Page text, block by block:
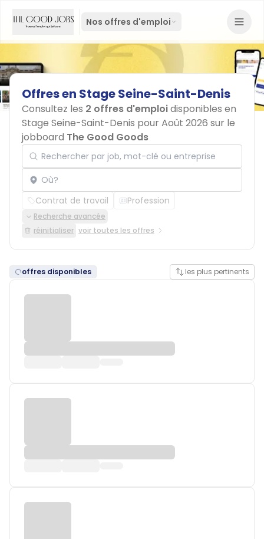
Nos offres d'emploi
Offresen StageSeine-Saint-Denis
Consultez les 2 offres d'emploidisponibles en
Stage Seine-Saint-Denis pour Août 2026 sur le
jobboard The Good Goods
Rechercher par job, mot-clé ou entreprise
Localisation
Contrat de travail Profession
Recherche avancée
réinitialiser voir toutes les offres
offres disponibles les plus pertinents